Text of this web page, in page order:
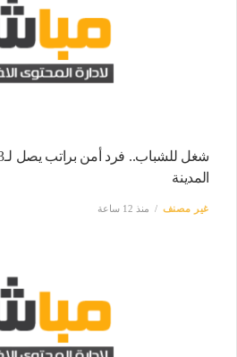
المدينة
غير مصنف منذ 12 ساعة